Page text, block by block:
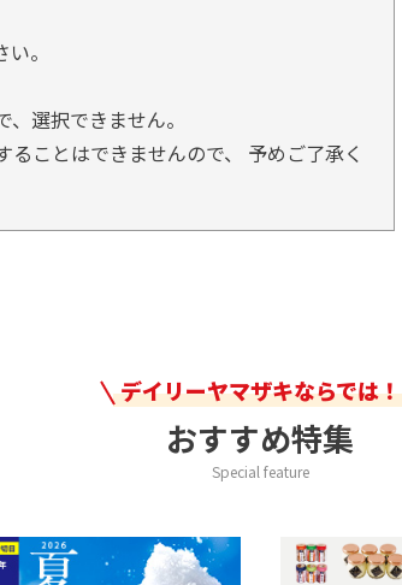
。
選択できません。
ることはできませんので、 予めご了承く
デイリーヤマザキならでは！
おすすめ特集
Special feature